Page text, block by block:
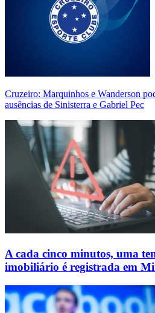
Cruzeiro: Marquinhos e Wanderson
ausências de Sinisterra e Gabriel Pec
A cada cinco minutos, uma
imobiliário é registrada em